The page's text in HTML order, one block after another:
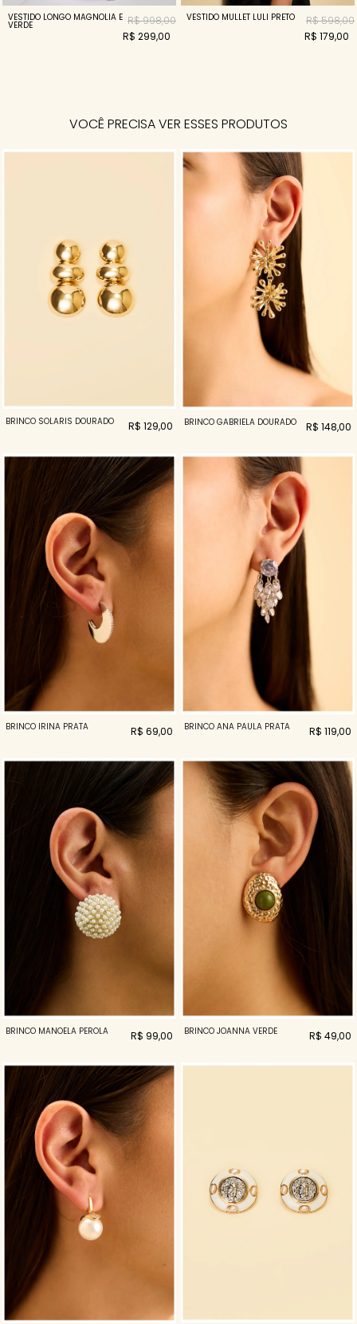
VESTIDO LONGO MAGNOLIA E
VERDE
R$ 998,00
R$ 299,00
VESTIDO MULLET LULI PRETO
R$ 598,00
R$ 179,00
VOCÊ PRECISA VER ESSES PRODUTOS
BRINCO SOLARIS DOURADO R$ 129,00 BRINCO GABRIELA DOURADO R$ 148,00
BRINCO IRINA PRATA R$ 69,00 BRINCO ANA PAULA PRATA R$ 119,00
BRINCO MANOELA PEROLA R$ 99,00 BRINCO JOANNA VERDE R$ 49,00